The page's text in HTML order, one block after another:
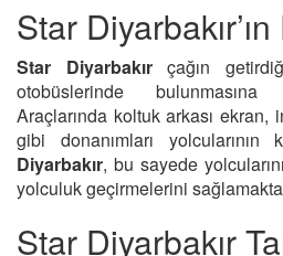
Star
Star Diyarbakırçağın
otobüslerinde
Araçlarında koltuk arkası
gibi donanımları yolcularının
Diyarbakır, bu sayede
yolculuk geçirmelerini
Star Diyarbakır